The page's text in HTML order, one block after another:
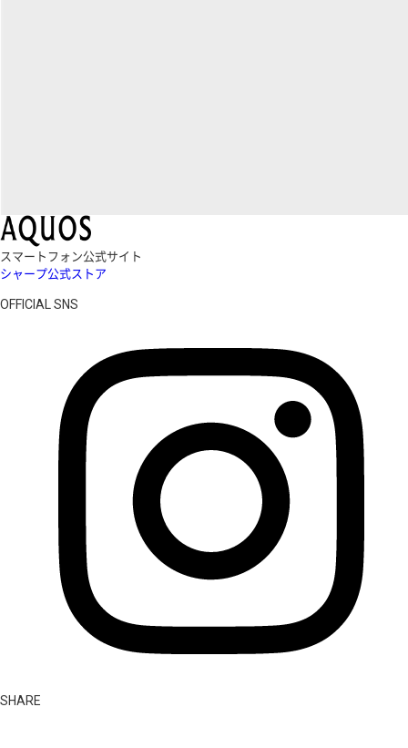
スマートフォン公式サイト
シャープ公式ストア
OFFICIAL SNS
SHARE